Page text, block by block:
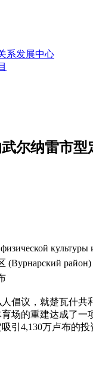
系发展中心
尔纳雷市型
культуры
(Вурнарский район)
倡议，就楚瓦什共
场的重建达成了一
引4,130万卢布的